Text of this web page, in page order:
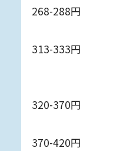
268-288円
313-333円
320-370円
370-420円